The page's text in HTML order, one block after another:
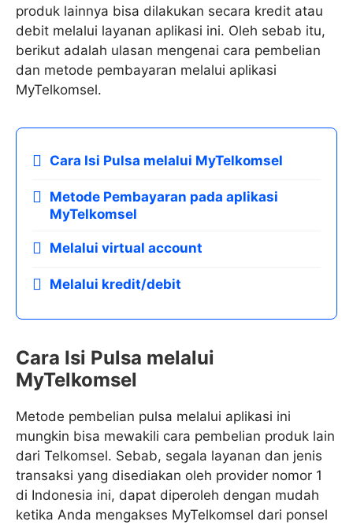
produk lainnya bisa dilakukan secara kredit atau
debit melalui layanan aplikasi ini. Oleh sebab itu,
berikut adalah ulasan mengenai cara pembelian
dan metode pembayaran melalui aplikasi
MyTelkomsel.
Cara Isi Pulsa melalui MyTelkomsel
Metode Pembayaran pada aplikasi
MyTelkomsel
Melalui virtual account
Melalui kredit/debit
Cara Isi Pulsa melalui
MyTelkomsel
Metode pembelian pulsa melalui aplikasi ini
mungkin bisa mewakili cara pembelian produk lain
dari Telkomsel. Sebab, segala layanan dan jenis
transaksi yang disediakan oleh provider nomor 1
di Indonesia ini, dapat diperoleh dengan mudah
ketika Anda mengakses MyTelkomsel dari ponsel